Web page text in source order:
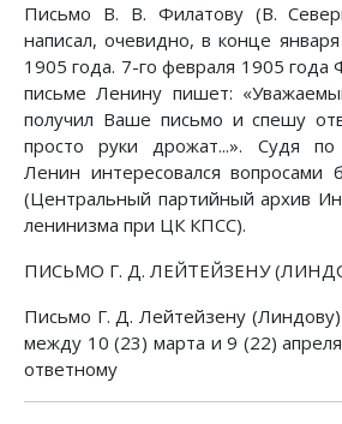
Письмо В. В. Филатову (В.
написал, очевидно, в конце
1905 года. 7-го февраля 1905 года
письме Ленину пишет:
получил Ваше письмо и спешу
просто руки дрожат...». Судя
Ленин интересовался вопросами
(Центральный партийный архив
ленинизма при ЦК КПСС).
ПИСЬМО Г. Д. ЛЕЙТЕЙЗЕНУ
Письмо Г. Д. Лейтейзену
между 10 (23) марта и 9 (22)
ответному